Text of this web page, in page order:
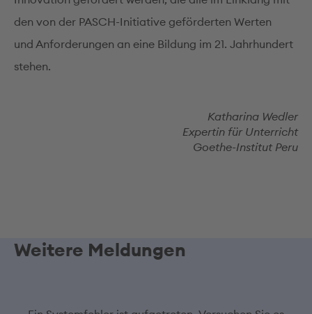
den von der PASCH-Initiative geförderten Werten
und Anforderungen an eine Bildung im 21. Jahrhundert
stehen.
Katharina Wedler
Expertin für Unterricht
Goethe-Institut Peru
Weitere Meldungen